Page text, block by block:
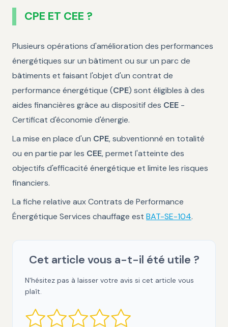
CPE ET CEE ?
Plusieurs opérations d'amélioration des performances
énergétiques sur un bâtiment ou sur un parc de
bâtiments et faisant l'objet d'un contrat de
performance énergétique (CPE) sont éligibles à des
aides financières grâce au dispositif des CEE -
Certificat d'économie d'énergie.
La mise en place d'un CPE, subventionné en totalité
ou en partie par les CEE, permet l'atteinte des
objectifs d'efficacité énergétique et limite les risques
financiers.
La fiche relative aux Contrats de Performance
Énergétique Services chauffage est BAT-SE-104.
Cet article vous a-t-il été utile ?
N'hésitez pas à laisser votre avis si cet article vous
plaît.